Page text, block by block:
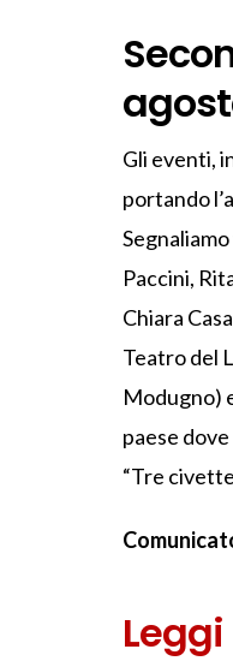
Gli eventi,
portando
Paccini,
Chiara
Teatro del
Modugno)
paese
“Tre